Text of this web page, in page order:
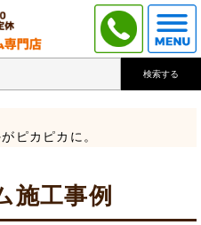
検索する
ピカピカに。
施工事例